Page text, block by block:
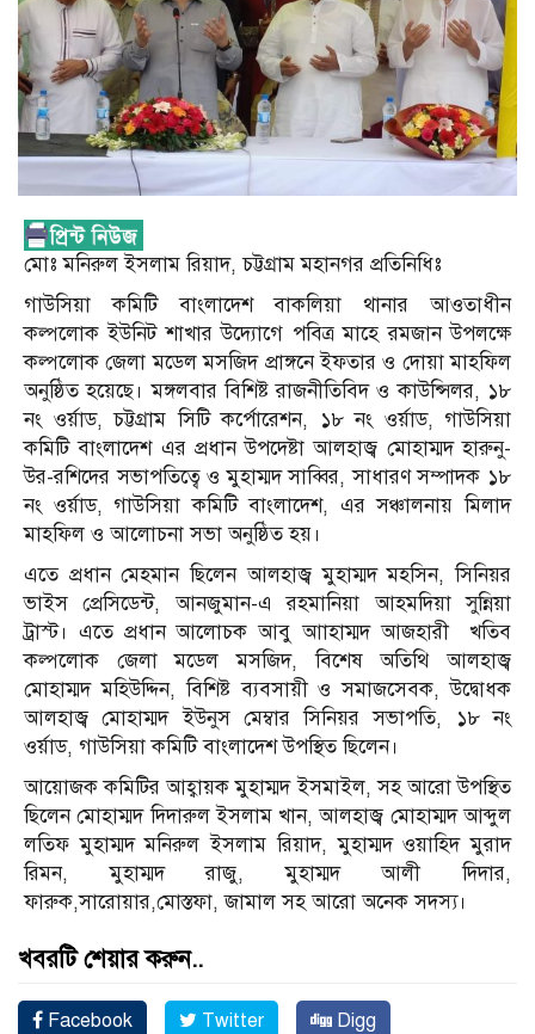
মোঃ মনিরুল ইসলাম রিয়াদ, চট্টগ্রাম মহানগর প্রতিনিধিঃ
গাউসিয়া কমিটি বাংলাদেশ বাকলিয়া থানার আওতাধীন
কল্পলোক ইউনিট শাখার উদ্যোগে পবিত্র মাহে রমজান উপলক্ষে
কল্পলোক জেলা মডেল মসজিদ প্রাঙ্গনে ইফতার ও দোয়া মাহফিল
অনুষ্ঠিত হয়েছে। মঙ্গলবার বিশিষ্ট রাজনীতিবিদ ও কাউন্সিলর, ১৮
নং ওর্য়াড, চট্টগ্রাম সিটি কর্পোরেশন, ১৮ নং ওর্য়াড, গাউসিয়া
কমিটি বাংলাদেশ এর প্রধান উপদেষ্টা আলহাজ্ব মোহাম্মদ হারুনু-
উর-রশিদের সভাপতিত্বে ও মুহাম্মদ সাব্বির, সাধারণ সম্পাদক ১৮
নং ওর্য়াড, গাউসিয়া কমিটি বাংলাদেশ, এর সঞ্চালনায় মিলাদ
মাহফিল ও আলোচনা সভা অনুষ্ঠিত হয়।
এতে প্রধান মেহমান ছিলেন আলহাজ্ব মুহাম্মদ মহসিন, সিনিয়র
ভাইস প্রেসিডেন্ট, আনজুমান-এ রহমানিয়া আহমদিয়া সুন্নিয়া
ট্রাস্ট। এতে প্রধান আলোচক আবু আাহাম্মদ আজহারী খতিব
কল্পলোক জেলা মডেল মসজিদ, বিশেষ অতিথি আলহাজ্ব
মোহাম্মদ মহিউদ্দিন, বিশিষ্ট ব্যবসায়ী ও সমাজসেবক, উদ্বোধক
আলহাজ্ব মোহাম্মদ ইউনুস মেম্বার সিনিয়র সভাপতি, ১৮ নং
ওর্য়াড, গাউসিয়া কমিটি বাংলাদেশ উপস্থিত ছিলেন।
আয়োজক কমিটির আহ্বায়ক মুহাম্মদ ইসমাইল, সহ আরো উপস্থিত
ছিলেন মোহাম্মদ দিদারুল ইসলাম খান, আলহাজ্ব মোহাম্মদ আব্দুল
লতিফ মুহাম্মদ মনিরুল ইসলাম রিয়াদ, মুহাম্মদ ওয়াহিদ মুরাদ
রিমন, মুহাম্মদ রাজু, মুহাম্মদ আলী দিদার,
ফারুক,সারোয়ার,মোস্তফা, জামাল সহ আরো অনেক সদস্য।
খবরটি শেয়ার করুন..
Facebook Twitter Digg